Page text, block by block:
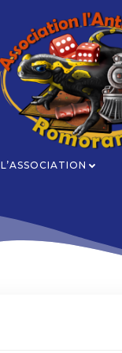
L’ASSOCIATION